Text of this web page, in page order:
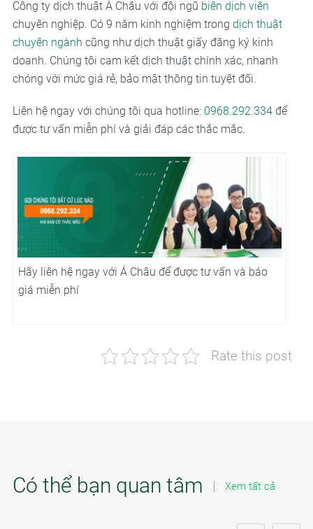
Công ty dịch thuật Á Châu với đội ngũ biên dịch viên
chuyên nghiệp. Có 9 năm kinh nghiệm trong dịch thuật
chuyên ngành cũng như dịch thuật giấy đăng ký kinh
doanh. Chúng tôi cam kết dịch thuật chính xác, nhanh
chóng với mức giá rẻ, bảo mật thông tin tuyệt đối.
Liên hệ ngay với chúng tôi qua hotline: 0968.292.334để
được tư vấn miễn phí và giải đáp các thắc mắc.
Hãy liên hệ ngay với Á Châu để được tư vấn và báo
giá miễn phí
Rate this post
Có thể bạn quan tâm Xem tất cả